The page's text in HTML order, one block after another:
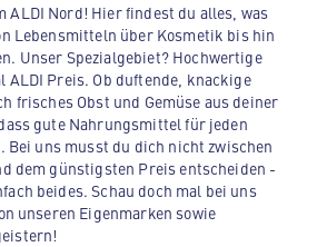
ALDI Nord! Hier findest du alles, was
Lebensmitteln über Kosmetik bis hin
Unser Spezialgebiet? Hochwertige
ALDI Preis. Ob duftende, knackige
frisches Obst und Gemüse aus deiner
gute Nahrungsmittel für jeden
Bei uns musst du dich nicht zwischen
dem günstigsten Preis entscheiden -
beides. Schau doch mal bei uns
unseren Eigenmarken sowie